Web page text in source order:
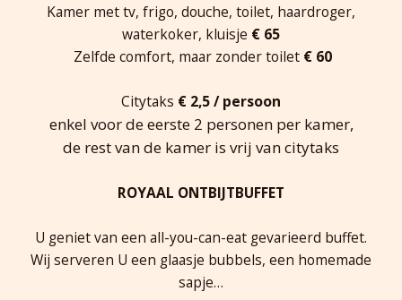
Kamer met tv, frigo, douche, toilet, haardroger,
waterkoker, kluisje € 65
Zelfde comfort, maar zonder toilet € 60
Citytaks € 2,5 / persoon
enkel voor de eerste 2 personen per kamer,
de rest van de kamer is vrij van citytaks
ROYAAL ONTBIJTBUFFET
U geniet van een all-you-can-eat gevarieerd buffet.
Wij serveren U een glaasje bubbels, een homemade
sapje…